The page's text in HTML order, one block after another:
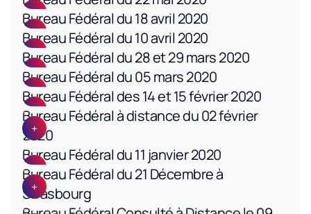
Bureau Fédéral du 18 avril 2020
Bureau Fédéral du 10 avril 2020
Bureau Fédéral du 28 et 29 mars 2020
Bureau Fédéral du 05 mars 2020
Bureau Fédéral des 14 et 15 février 2020
Bureau Fédéral à distance du 02 février
2020
Bureau Fédéral du 11 janvier 2020
Bureau Fédéral du 21 Décembre à
Strasbourg